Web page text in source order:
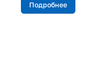
Подробнее